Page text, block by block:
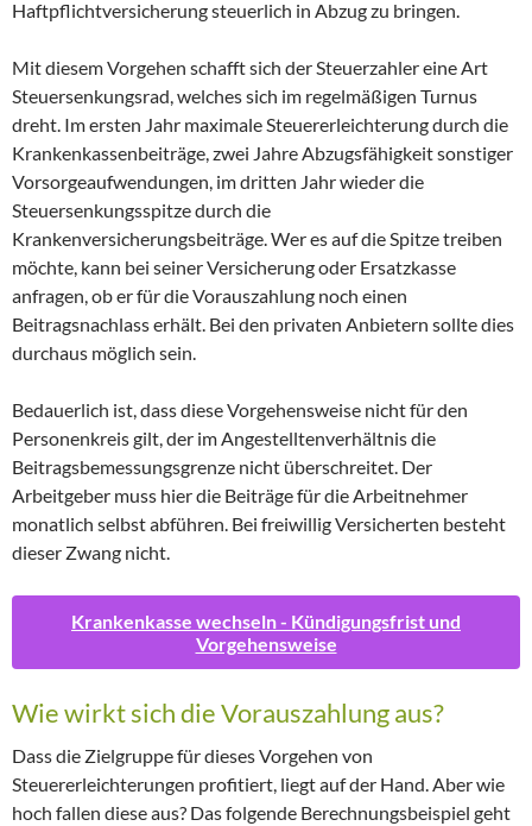
Haftpflichtversicherung steuerlich in Abzug zu bringen.
Mit diesem Vorgehen schafft sich der Steuerzahler eine Art
Steuersenkungsrad, welches sich im regelmäßigen Turnus
dreht. Im ersten Jahr maximale Steuererleichterung durch die
Krankenkassenbeiträge, zwei Jahre Abzugsfähigkeit sonstiger
Vorsorgeaufwendungen, im dritten Jahr wieder die
Steuersenkungsspitze durch die
Krankenversicherungsbeiträge. Wer es auf die Spitze treiben
möchte, kann bei seiner Versicherung oder Ersatzkasse
anfragen, ob er für die Vorauszahlung noch einen
Beitragsnachlass erhält. Bei den privaten Anbietern sollte dies
durchaus möglich sein.
Bedauerlich ist, dass diese Vorgehensweise nicht für den
Personenkreis gilt, der im Angestelltenverhältnis die
Beitragsbemessungsgrenze nicht überschreitet. Der
Arbeitgeber muss hier die Beiträge für die Arbeitnehmer
monatlich selbst abführen. Bei freiwillig Versicherten besteht
dieser Zwang nicht.
Krankenkasse wechseln - Kündigungsfrist und
Vorgehensweise
Wie wirkt sich die Vorauszahlung aus?
Dass die Zielgruppe für dieses Vorgehen von
Steuererleichterungen profitiert, liegt auf der Hand. Aber wie
hoch fallen diese aus? Das folgende Berechnungsbeispiel geht